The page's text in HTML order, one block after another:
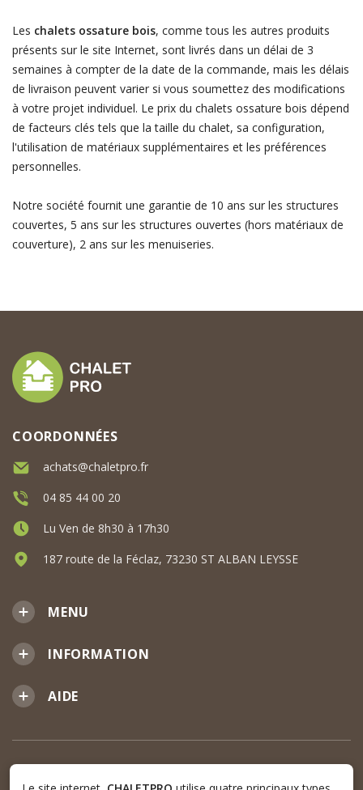
Les chalets ossature bois, comme tous les autres produits
présents sur le site Internet, sont livrés dans un délai de 3
semaines à compter de la date de la commande, mais les délais
de livraison peuvent varier si vous soumettez des modifications
à votre projet individuel. Le prix du chalets ossature bois dépend
de facteurs clés tels que la taille du chalet, sa configuration,
l'utilisation de matériaux supplémentaires et les préférences
personnelles.
Notre société fournit une garantie de 10 ans sur les structures
couvertes, 5 ans sur les structures ouvertes (hors matériaux de
couverture), 2 ans sur les menuiseries.
MENU
INFORMATION
AIDE
COORDONNÉES
achats@chaletpro.fr
04 85 44 00 20
Lu Ven de 8h30 à 17h30
187 route de la Féclaz, 73230 ST ALBAN LEYSSE